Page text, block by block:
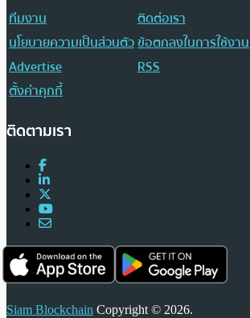
ทีมงาน
ติดต่อเรา
นโยบายความเป็นส่วนตัวข้อตกลงในการใช้งาน
Advertise
RSS
ตั้งค่าคุกกี้
ติดตามเรา
Siam Blockchain Copyright © 2026.